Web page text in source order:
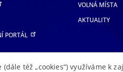
PORTÁL
VOLNÁ MÍSTA
AKTUALITY
(dále též „cookies“) využíváme k